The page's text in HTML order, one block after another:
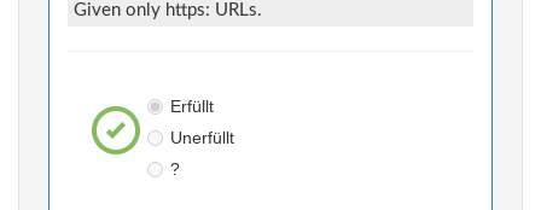
Given only https: URLs.
Erfüllt
Unerfüllt
?